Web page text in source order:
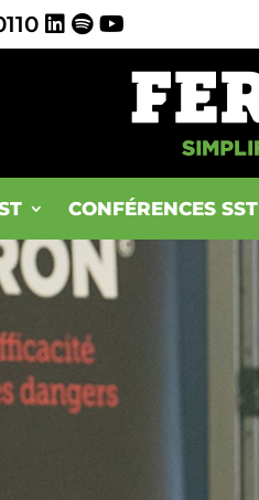
CONFÉRENCES SST